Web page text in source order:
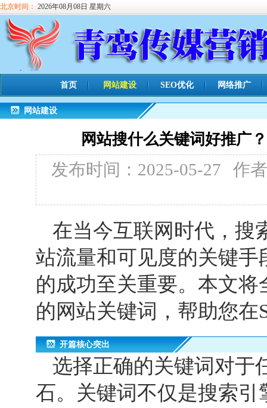
北京时间： 2026年08月08日 星期六
首页 网站建设 SEO优化 网络推广
网站建设
网站搜什么关键词好推广
发布时间：2025-05-27 作
在当今互联网时代，搜
站流量和可见度的关键
的成功至关重要。本文
的网站关键词，帮助您在
开篇核心突出
选择正确的关键词对于
石。关键词不仅是搜索